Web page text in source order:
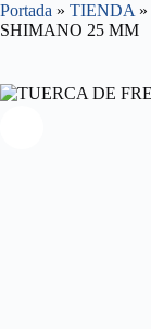
Portada » TIENDA »
SHIMANO 25 MM